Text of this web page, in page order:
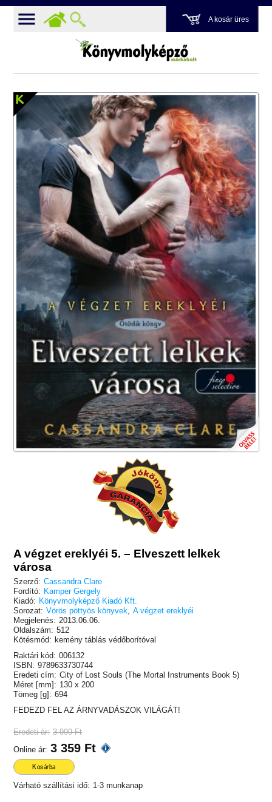
A kosár üres
A végzet ereklyéi 5. – Elveszett lelkek
városa
Szerző: Cassandra Clare
Fordító: Kamper Gergely
Kiadó: Könyvmolyképző Kiadó Kft.
Sorozat: Vörös pöttyös könyvek
A végzet ereklyéi
Megjelenés: 2013.06.06.
Oldalszám: 512
Kötésmód: kemény táblás védőborítóval
Raktári kód: 006132
ISBN: 9789633730744
Eredeti cím: City of Lost Souls (The Mortal Instruments Book 5)
Méret [mm]: 130 x 200
Tömeg [g]: 694
FEDEZD FEL AZ ÁRNYVADÁSZOK VILÁGÁT!
Eredeti ár: 3 999 Ft
Online ár: 3 359 Ft
Kosárba
Várható szállítási idő: 1-3 munkanap